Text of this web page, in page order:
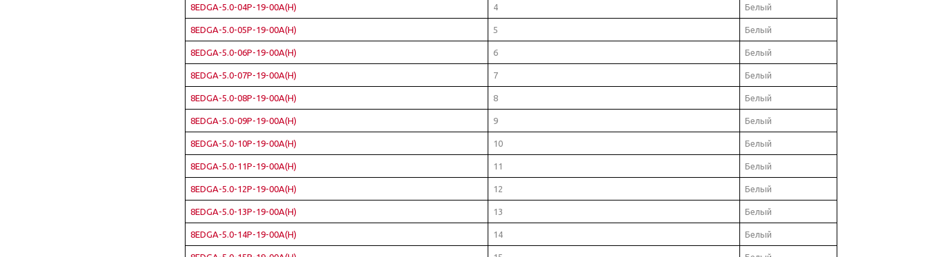
8EDGA-5.0-04P-19-00A(H) 4 Белый
8EDGA-5.0-05P-19-00A(H) 5 Белый
8EDGA-5.0-06P-19-00A(H) 6 Белый
8EDGA-5.0-07P-19-00A(H) 7 Белый
8EDGA-5.0-08P-19-00A(H) 8 Белый
8EDGA-5.0-09P-19-00A(H) 9 Белый
8EDGA-5.0-10P-19-00A(H) 10 Белый
8EDGA-5.0-11P-19-00A(H) 11 Белый
8EDGA-5.0-12P-19-00A(H) 12 Белый
8EDGA-5.0-13P-19-00A(H) 13 Белый
8EDGA-5.0-14P-19-00A(H) 14 Белый